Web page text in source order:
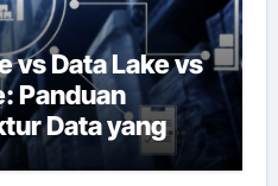
vs Data Lake vs
Panduan
Data yang